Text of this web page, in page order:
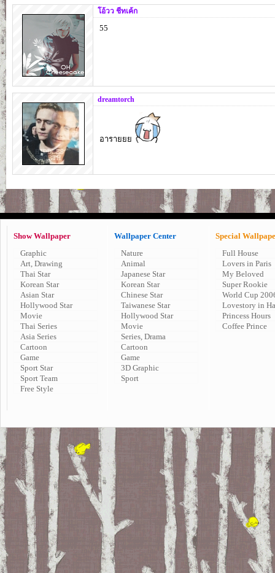
โอ้วว ชีทเค้ก
55
dreamtorch
อารายยย
Show Wallpaper
Graphic
Art, Drawing
Thai Star
Korean Star
Asian Star
Hollywood Star
Movie
Thai Series
Asia Series
Cartoon
Game
Sport Star
Sport Team
Free Style
Wallpaper Center
Nature
Animal
Japanese Star
Korean Star
Chinese Star
Taiwanese Star
Hollywood Star
Movie
Series, Drama
Cartoon
Game
3D Graphic
Sport
Special
Full House
Lovers in Paris
My Beloved
Super Rookie
World Cup
Lovestory in
Princess Hours
Coffee Prince